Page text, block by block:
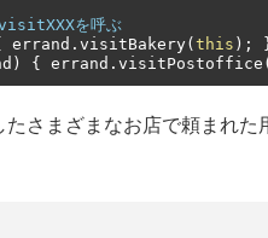
を呼ぶ
errand . visitBakery( this );
) { errand . visitPostoffice (
さまざまなお店で頼まれた